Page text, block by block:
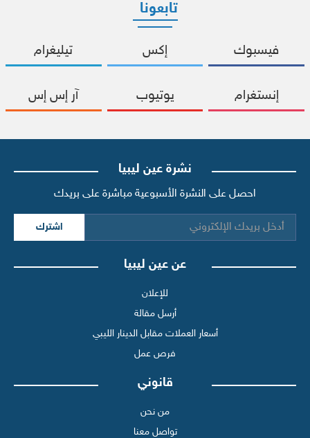
تابعونا
فيسبوك إكس تيليغرام
إنستغرام يوتيوب آر إس إس
نشرة عين ليبيا
احصل على النشرة الأسبوعية مباشرة على بريدك
اشترك
عن عين ليبيا
للإعلان
أرسل مقالة
أسعار العملات مقابل الدينار الليبي
فرص عمل
قانوني
من نحن
تواصل معنا